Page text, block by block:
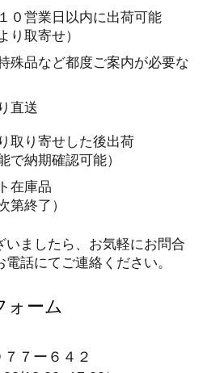
０営業日以内に出荷可能
り取寄せ）
殊品など都度ご案内が必要な
直送
取り寄せした後出荷
で納期確認可能）
在庫品
第終了）
いましたら、お気軽にお問合
話にてご連絡ください。
ォーム
７ー６４２